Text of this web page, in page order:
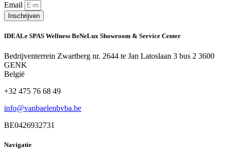
Email
Inschrijven
IDEALe SPAS Wellness BeNeLux Showroom & Service Center
Bedrijventerrein Zwartberg nr. 2644 te Jan Latoslaan 3 bus 2 3600
GENK
België
+32 475 76 68 49
info@vanbaelenbvba.be
BE0426932731
Navigatie